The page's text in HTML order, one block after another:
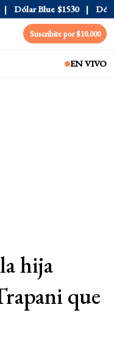
Dólar Blue $1530 Dólar
Suscribite por $10.000
EN VIVO
hija
que